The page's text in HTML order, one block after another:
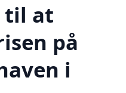
til at
på
i